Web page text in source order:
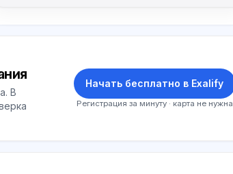
В
Начать бесплатно в Exalify
Регистрация за минуту · карта не нужна